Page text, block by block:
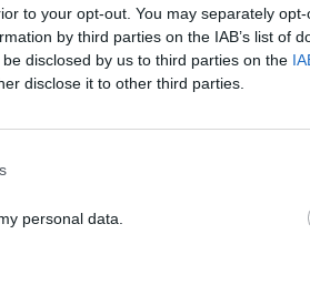
to your opt-out. You may separately
by third parties on the IAB’s list of
disclosed by us to third parties on the
disclose it to other third parties.
personal data.